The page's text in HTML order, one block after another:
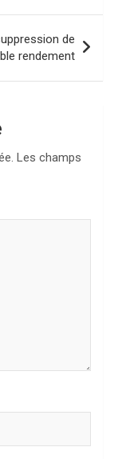
de
rendement
Les champs